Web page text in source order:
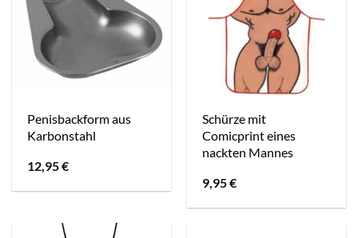
Penisbackform aus
Karbonstahl
12,95€
Schürze mit
Comicprint eines
nackten Mannes
9,95€